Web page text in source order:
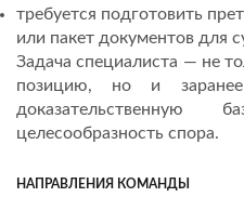
требуется подготовить
или пакет документов для
Задача специалиста — не
позицию, но и
доказательственную
целесообразность спора.
НАПРАВЛЕНИЯ КОМАНДЫ